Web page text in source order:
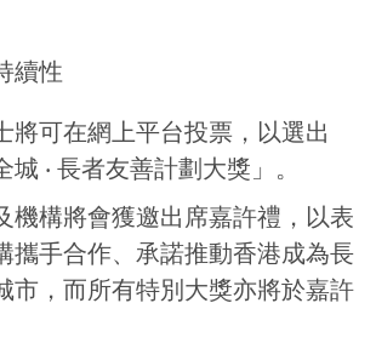
續性
將可在網上平台投票，以選出
城 ‧ 長者友善計劃大獎」。
機構將會獲邀出席嘉許禮，以表
攜手合作、承諾推動香港成為長
市，而所有特別大獎亦將於嘉許